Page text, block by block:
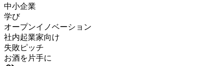
中小企業
学び
オープンイノベーション
社内起業家向け
失敗ピッチ
お酒を片手に